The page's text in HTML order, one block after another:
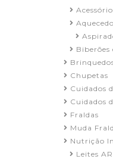
Biberões
Chupetas
Cuidados
Cuidados
Fraldas
Muda
Nutrição
Leites AR